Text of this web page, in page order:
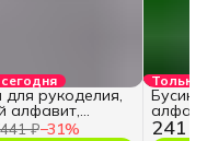
441 ₽−31%
для рукоделия,
алфавит,
Только
241 ₽